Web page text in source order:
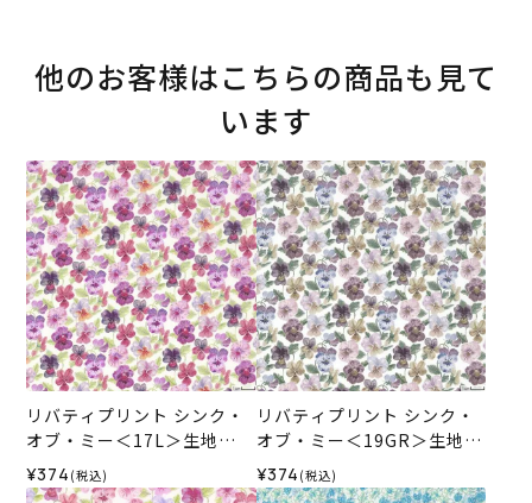
他のお客様はこちらの商品も見て
います
リバティプリント シンク・
オブ・ミー＜17L＞生地
（ホビーラホビーレオリジ
ナル）2026ES
¥374 (税込)
リバティプリント シンク・
オブ・ミー＜19GR＞生地
（ホビーラホビーレオリジ
ナル）2026ES
¥374 (税込)